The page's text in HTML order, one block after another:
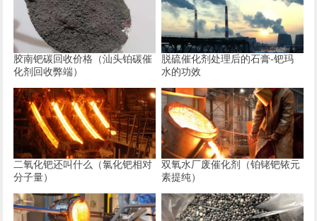
胶南钯碳回收价格（汕头铂碳催
化剂回收弊端）
脱硫催化剂处理后的石膏-钯玛
水的功效
二氧化钯还叫什么（氯化钯相对
分子量）
双氧水厂废催化剂（铂铑钯铱元
素提纯）